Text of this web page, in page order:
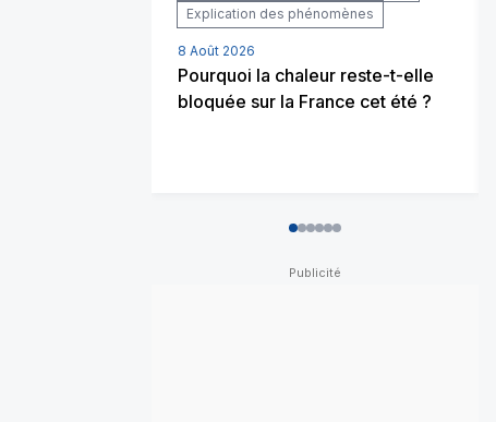
Explication des phénomènes
8 Août 2026
Pourquoi la chaleur reste-t-elle
bloquée sur la France cet été ?
012345